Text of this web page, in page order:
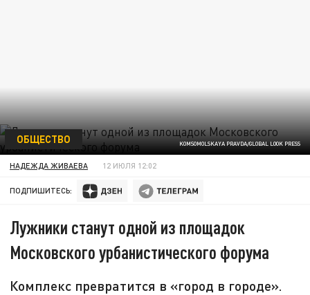
KOMSOMOLSKAYA PRAVDA/GLOBAL LOOK PRESS
ОБЩЕСТВО
НАДЕЖДА ЖИВАЕВА 12 ИЮЛЯ 12:02
ПОДПИШИТЕСЬ:
Лужники станут одной из площадок
Московского урбанистического форума
Комплекс превратится в «город в городе».